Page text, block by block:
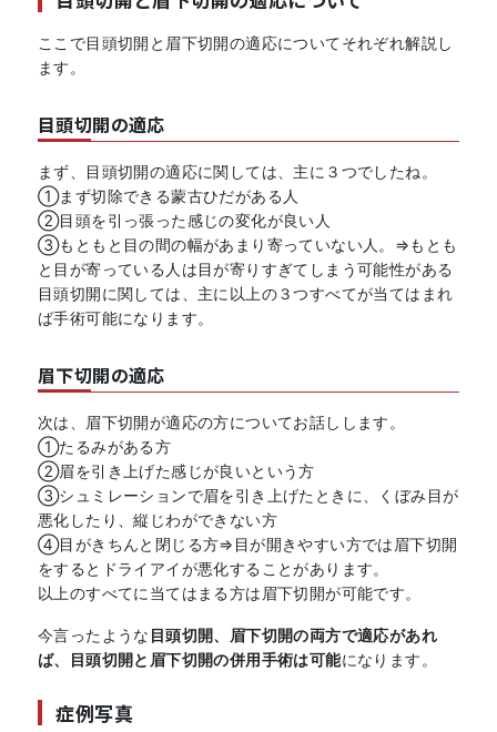
ここで目頭切開と眉下切開の適応についてそれぞれ解説し
ます。
目頭切開の適応
まず、目頭切開の適応に関しては、主に３つでしたね。
①まず切除できる蒙古ひだがある人
②目頭を引っ張った感じの変化が良い人
③もともと目の間の幅があまり寄っていない人。⇒もとも
と目が寄っている人は目が寄りすぎてしまう可能性がある
目頭切開に関しては、主に以上の３つすべてが当てはまれ
ば手術可能になります。
眉下切開の適応
次は、眉下切開が適応の方についてお話しします。
①たるみがある方
②眉を引き上げた感じが良いという方
③シュミレーションで眉を引き上げたときに、くぼみ目が
悪化したり、縦じわができない方
④目がきちんと閉じる方⇒目が開きやすい方では眉下切開
をするとドライアイが悪化することがあります。
以上のすべてに当てはまる方は眉下切開が可能です。
今言ったような 目頭切開、眉下切開の両方で適応があれ
ば、目頭切開と眉下切開の併用手術は可能になります。
症例写真